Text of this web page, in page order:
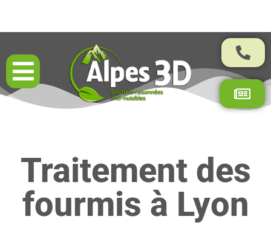
Résultats garantis par contrat
Traitement des
fourmis à Lyon